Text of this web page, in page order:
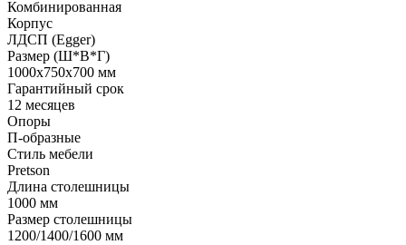
Комбинированная
Корпус
ЛДСП (Egger)
Размер (Ш*В*Г)
1000x750x700 мм
Гарантийный срок
12 месяцев
Опоры
П-образные
Стиль мебели
Pretson
Длина столешницы
1000 мм
Размер столешницы
1200/1400/1600 мм